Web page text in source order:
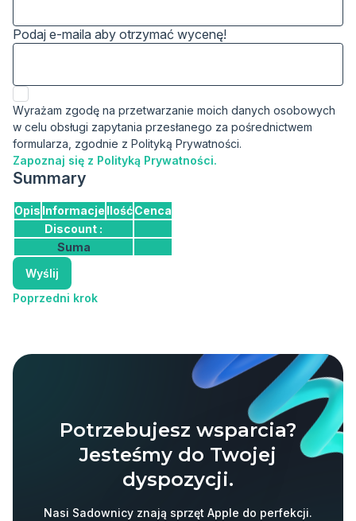
Podaj e-maila aby otrzymać wycenę!
Wyrażam zgodę na przetwarzanie moich danych osobowych
w celu obsługi zapytania przesłanego za pośrednictwem
formularza, zgodnie z Polityką Prywatności.
Zapoznaj się z Polityką Prywatności.
Summary
Opis Informacje IlośćCenca
Discount :
Suma
Wyślij
Poprzedni krok
Potrzebujesz wsparcia?
Jesteśmy do Twojej
dyspozycji.
Nasi Sadownicy znają sprzęt Apple do perfekcji.